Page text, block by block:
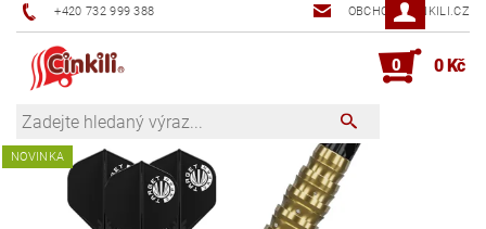
+420 732 999 388 OBCHOD@CINKILI.CZ
0 0 Kč
NOVINKA